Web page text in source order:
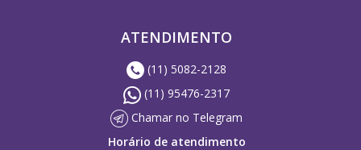
ATENDIMENTO
(11) 5082-2128
(11) 95476-2317
Chamar no Telegram
Horário de atendimento